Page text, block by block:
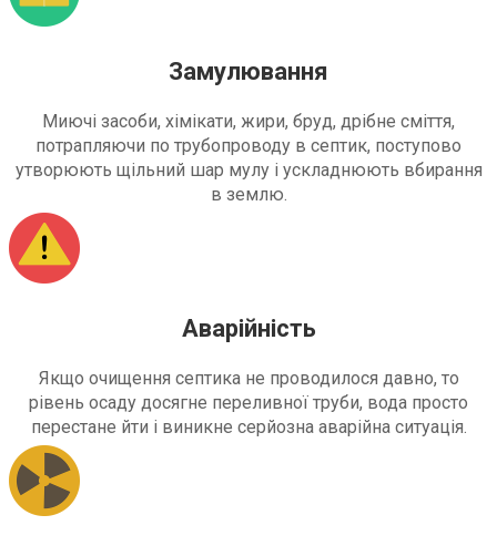
Замулювання
Миючі засоби, хімікати, жири, бруд, дрібне сміття,
потрапляючи по трубопроводу в септик, поступово
утворюють щільний шар мулу і ускладнюють вбирання
в землю.
Аварійність
Якщо очищення септика не проводилося давно, то
рівень осаду досягне переливної труби, вода просто
перестане йти і виникне серйозна аварійна ситуація.